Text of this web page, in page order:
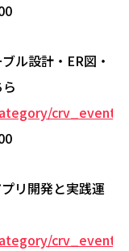
ル設計・ER図・
crv_event/
リ開発と実践運
crv_event/